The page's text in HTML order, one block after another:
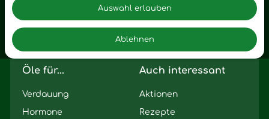
Ablehnen
Auswahl erlauben
Motivation
Seelischer Schlag
Öle für...
Verdauung
Hormone
Auch interessant
Aktionen
Rezepte